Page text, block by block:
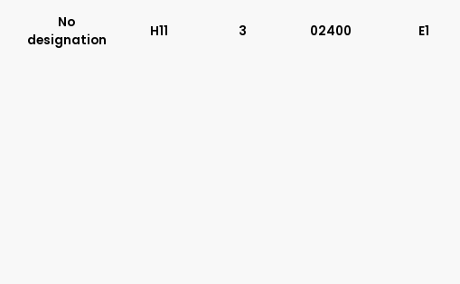
No
designation
H11 3 02400 E1